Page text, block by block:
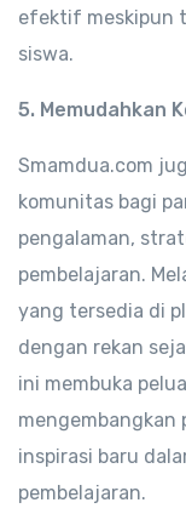
efektif meskipun
siswa.
5. Memudahkan
Smamdua.com
komunitas bagi
pengalaman,
pembelajaran.
yang tersedia di
dengan rekan
ini membuka
mengembangkan
inspirasi baru
pembelajaran.